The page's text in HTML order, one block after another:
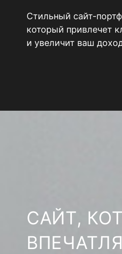
Стильный сайт-
который привлечет
и увеличит ваш
САЙТ,